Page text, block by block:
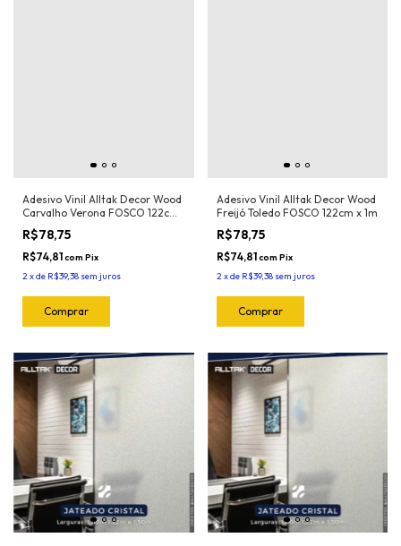
Adesivo Vinil Alltak Decor Wood
Carvalho Verona FOSCO 122cm
x 1m
R$78,75
R$74,81com Pix
2xde R$39,38 sem juros
Adesivo Vinil Alltak Decor Wood
Freijó Toledo FOSCO 122cm x 1m
R$78,75
R$74,81com Pix
2xde R$39,38 sem juros